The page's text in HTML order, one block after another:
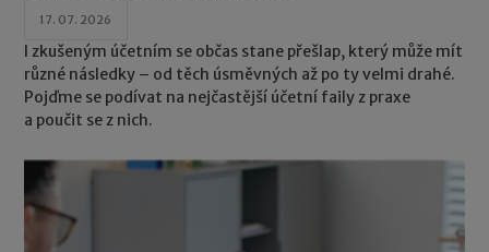
17. 07. 2026
I zkušeným účetním se občas stane přešlap, který může mít
různé následky – od těch úsměvných až po ty velmi drahé.
Pojďme se podívat na nejčastější účetní faily z praxe
a poučit se z nich.